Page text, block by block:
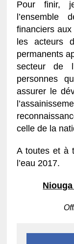
Pour finir,
l’ensemble
financiers
les acteurs
permanents
secteur de
personnes
assurer le
celle de la
A toutes et à
l’eau 2017.